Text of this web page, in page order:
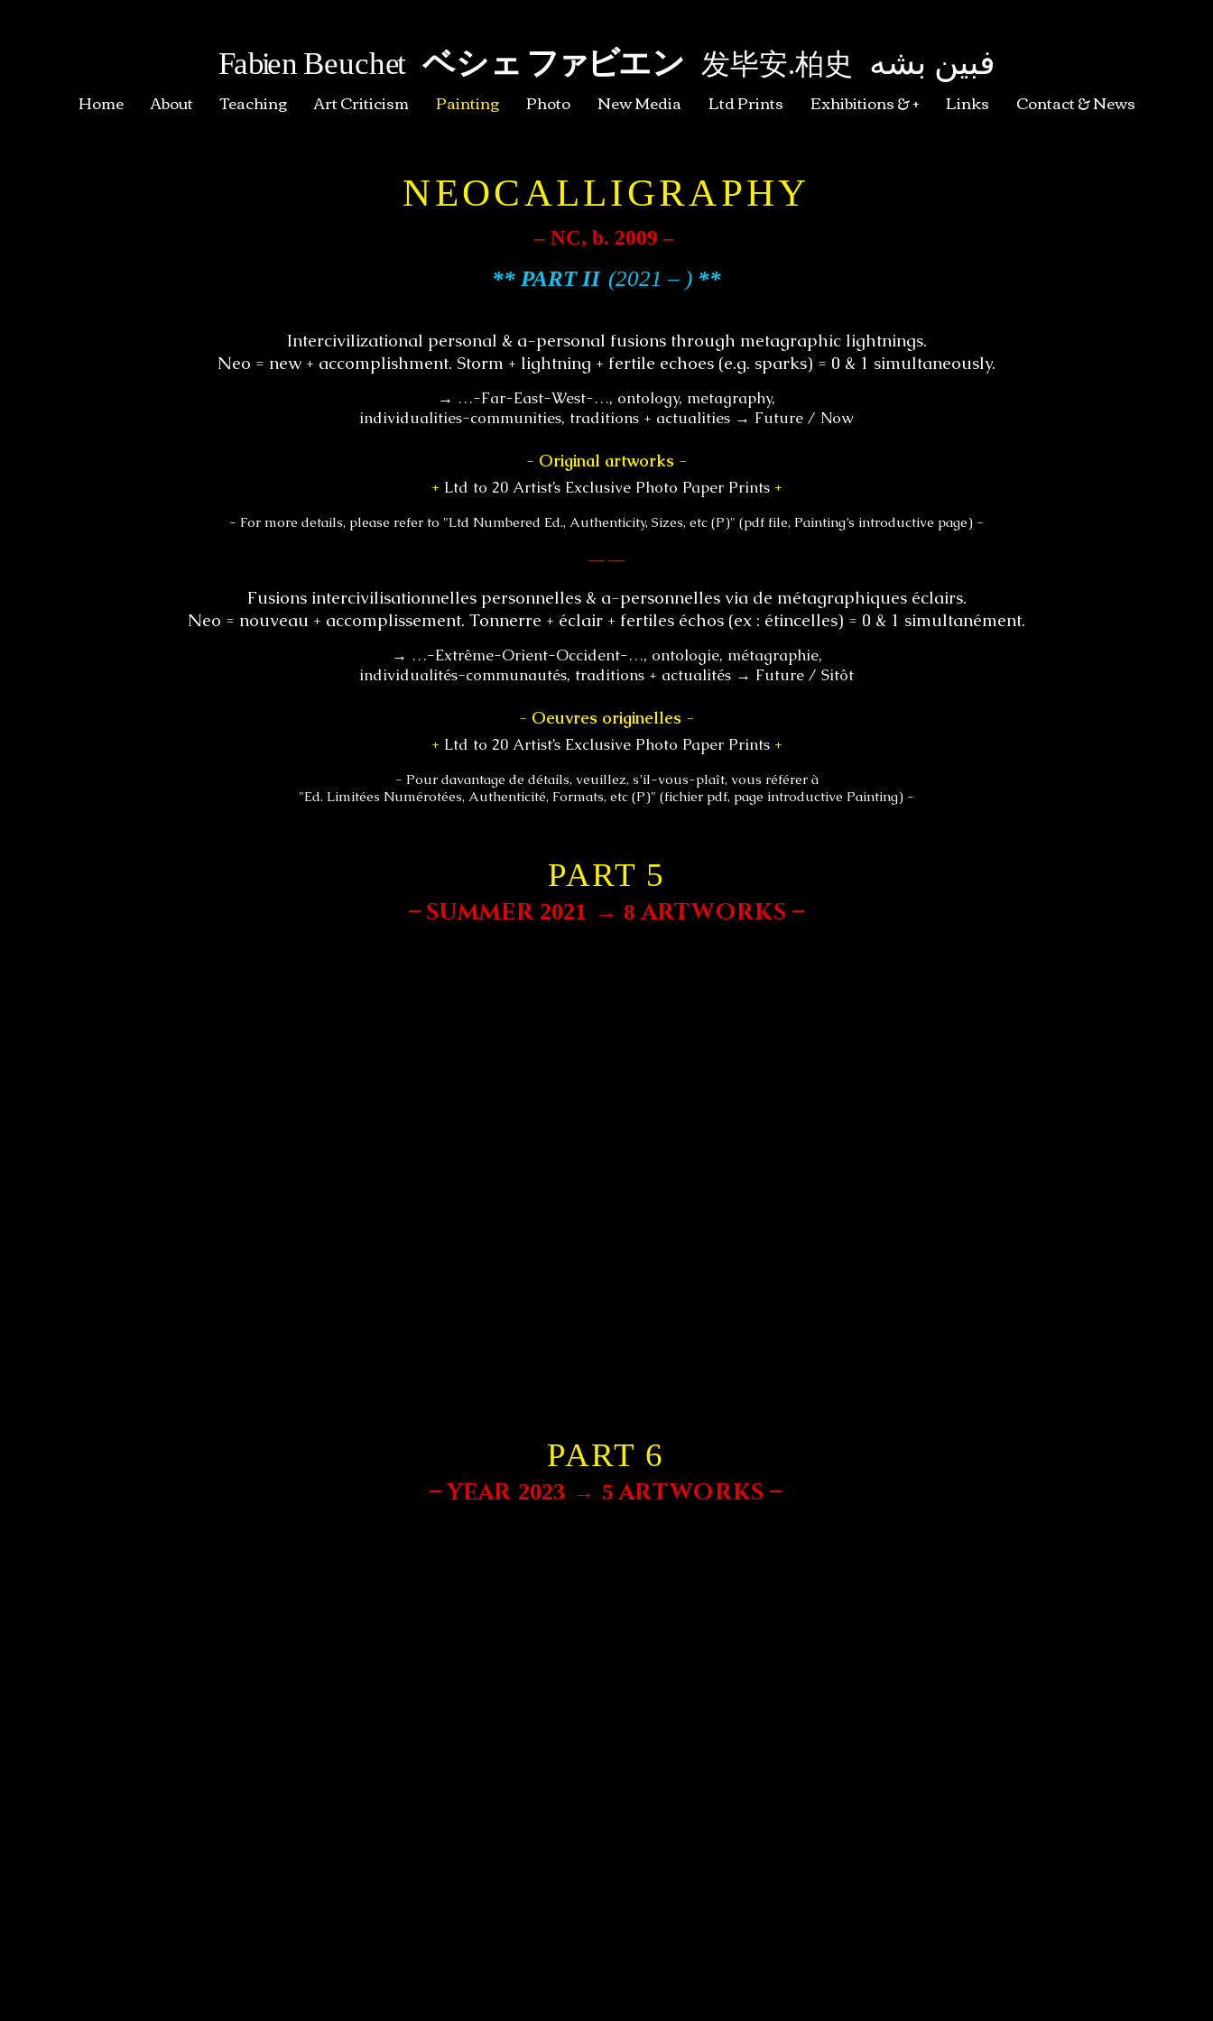
Fabien Beuchet ベシェ ファビエン 发毕安.柏史 فبین بشه
Home About Teaching Art Criticism Painting Photo New Media Ltd Prints Exhibitions & + Links Contact & News
NEOCALLIGRAPHY
– NC, b. 2009 –
** PART II (2021 – )**
Intercivilizational personal & a-personal fusions through metagraphic lightnings.
Neo = new + accomplishment. Storm + lightning + fertile echoes (e.g. sparks) = 0 & 1 simultaneously.
→ …-Far-East-West-…, ontology, metagraphy,
individualities-communities, traditions + actualities → Future / Now
- Original artworks -
+ Ltd to 20 Artist’s Exclusive Photo Paper Prints +
- For more details, please refer to "Ltd Numbered Ed., Authenticity, Sizes, etc (P)" (pdf file, Painting’s introductive page) -
——
Fusions intercivilisationnelles personnelles & a-personnelles via de métagraphiques éclairs.
Neo = nouveau + accomplissement. Tonnerre + éclair + fertiles échos (ex : étincelles) = 0 & 1 simultanément.
→ …-Extrême-Orient-Occident-…, ontologie, métagraphie,
individualités-communautés, traditions + actualités → Future / Sitôt
- Oeuvres originelles -
+ Ltd to 20 Artist’s Exclusive Photo Paper Prints +
- Pour davantage de détails, veuillez, s’il-vous-plaît, vous référer à
"Ed. Limitées Numérotées, Authenticité, Formats, etc (P)" (fichier pdf, page introductive Painting) -
PART 5
– SUMMER 2021 → 8 ARTWORKS –
PART 6
–YEAR 2023 → 5 ARTWORKS –